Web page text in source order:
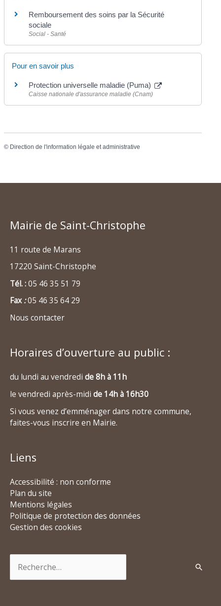
Remboursement des soins par la Sécurité
sociale
Social - Santé
Pour en savoir plus
Protection universelle maladie (Puma)
Caisse nationale d'assurance maladie (Cnam)
© Direction de l'information légale et administrative
Mairie de Saint-Christophe
11 route de Marans
17220 Saint-Christophe
Tél. :05 46 35 51 79
Fax:05 46 35 64 29
Nous contacter
Horaires d’ouverture au public :
du lundi au vendredi de 8h à 11h
le vendredi après-midi de 14h à 16h30
Si vous venez d’emménager dans notre commune,
faites-vous inscrire en Mairie.
Liens
Accessibilité : non conforme
Plan du site
Mentions légales
Politique de protection des données
Gestion des cookies